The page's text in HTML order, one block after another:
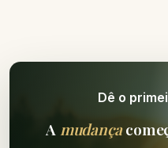
Dê o
Amudança